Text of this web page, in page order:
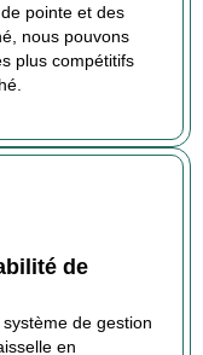
pointe et des
nous pouvons
plus compétitifs
de
de gestion
en